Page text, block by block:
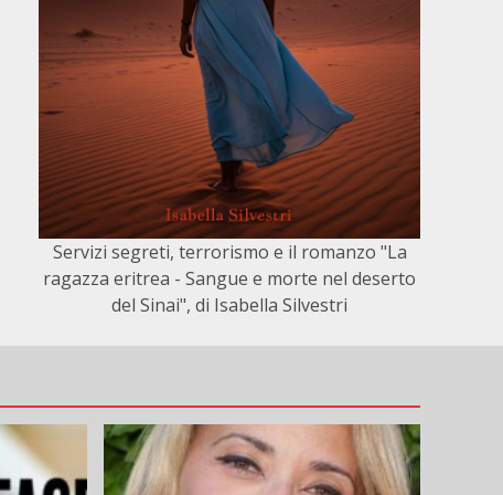
Servizi segreti, terrorismo e il romanzo "La
ragazza eritrea - Sangue e morte nel deserto
del Sinai", di Isabella Silvestri